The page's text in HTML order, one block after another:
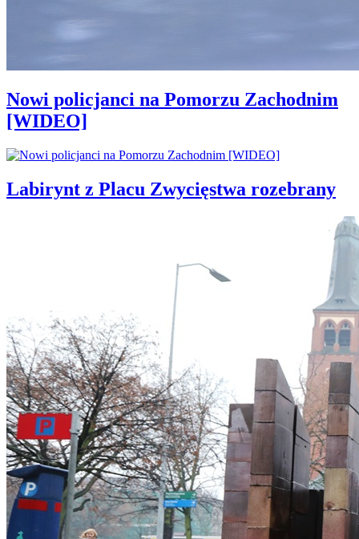
Nowi policjanci na Pomorzu Zachodnim
[WIDEO]
Labirynt z Placu Zwycięstwa rozebrany